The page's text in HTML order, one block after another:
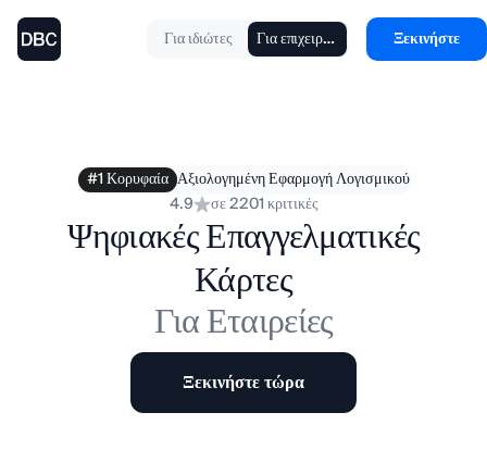
Για ιδιώτες Για επιχειρήσεις Ξεκινήστε
#1 Κορυφαία Αξιολογημένη Εφαρμογή Λογισμικού
4.9
σε 2201 κριτικές
Ψηφιακές Επαγγελματικές
Κάρτες
Για Εταιρείες
Ξεκινήστε τώρα